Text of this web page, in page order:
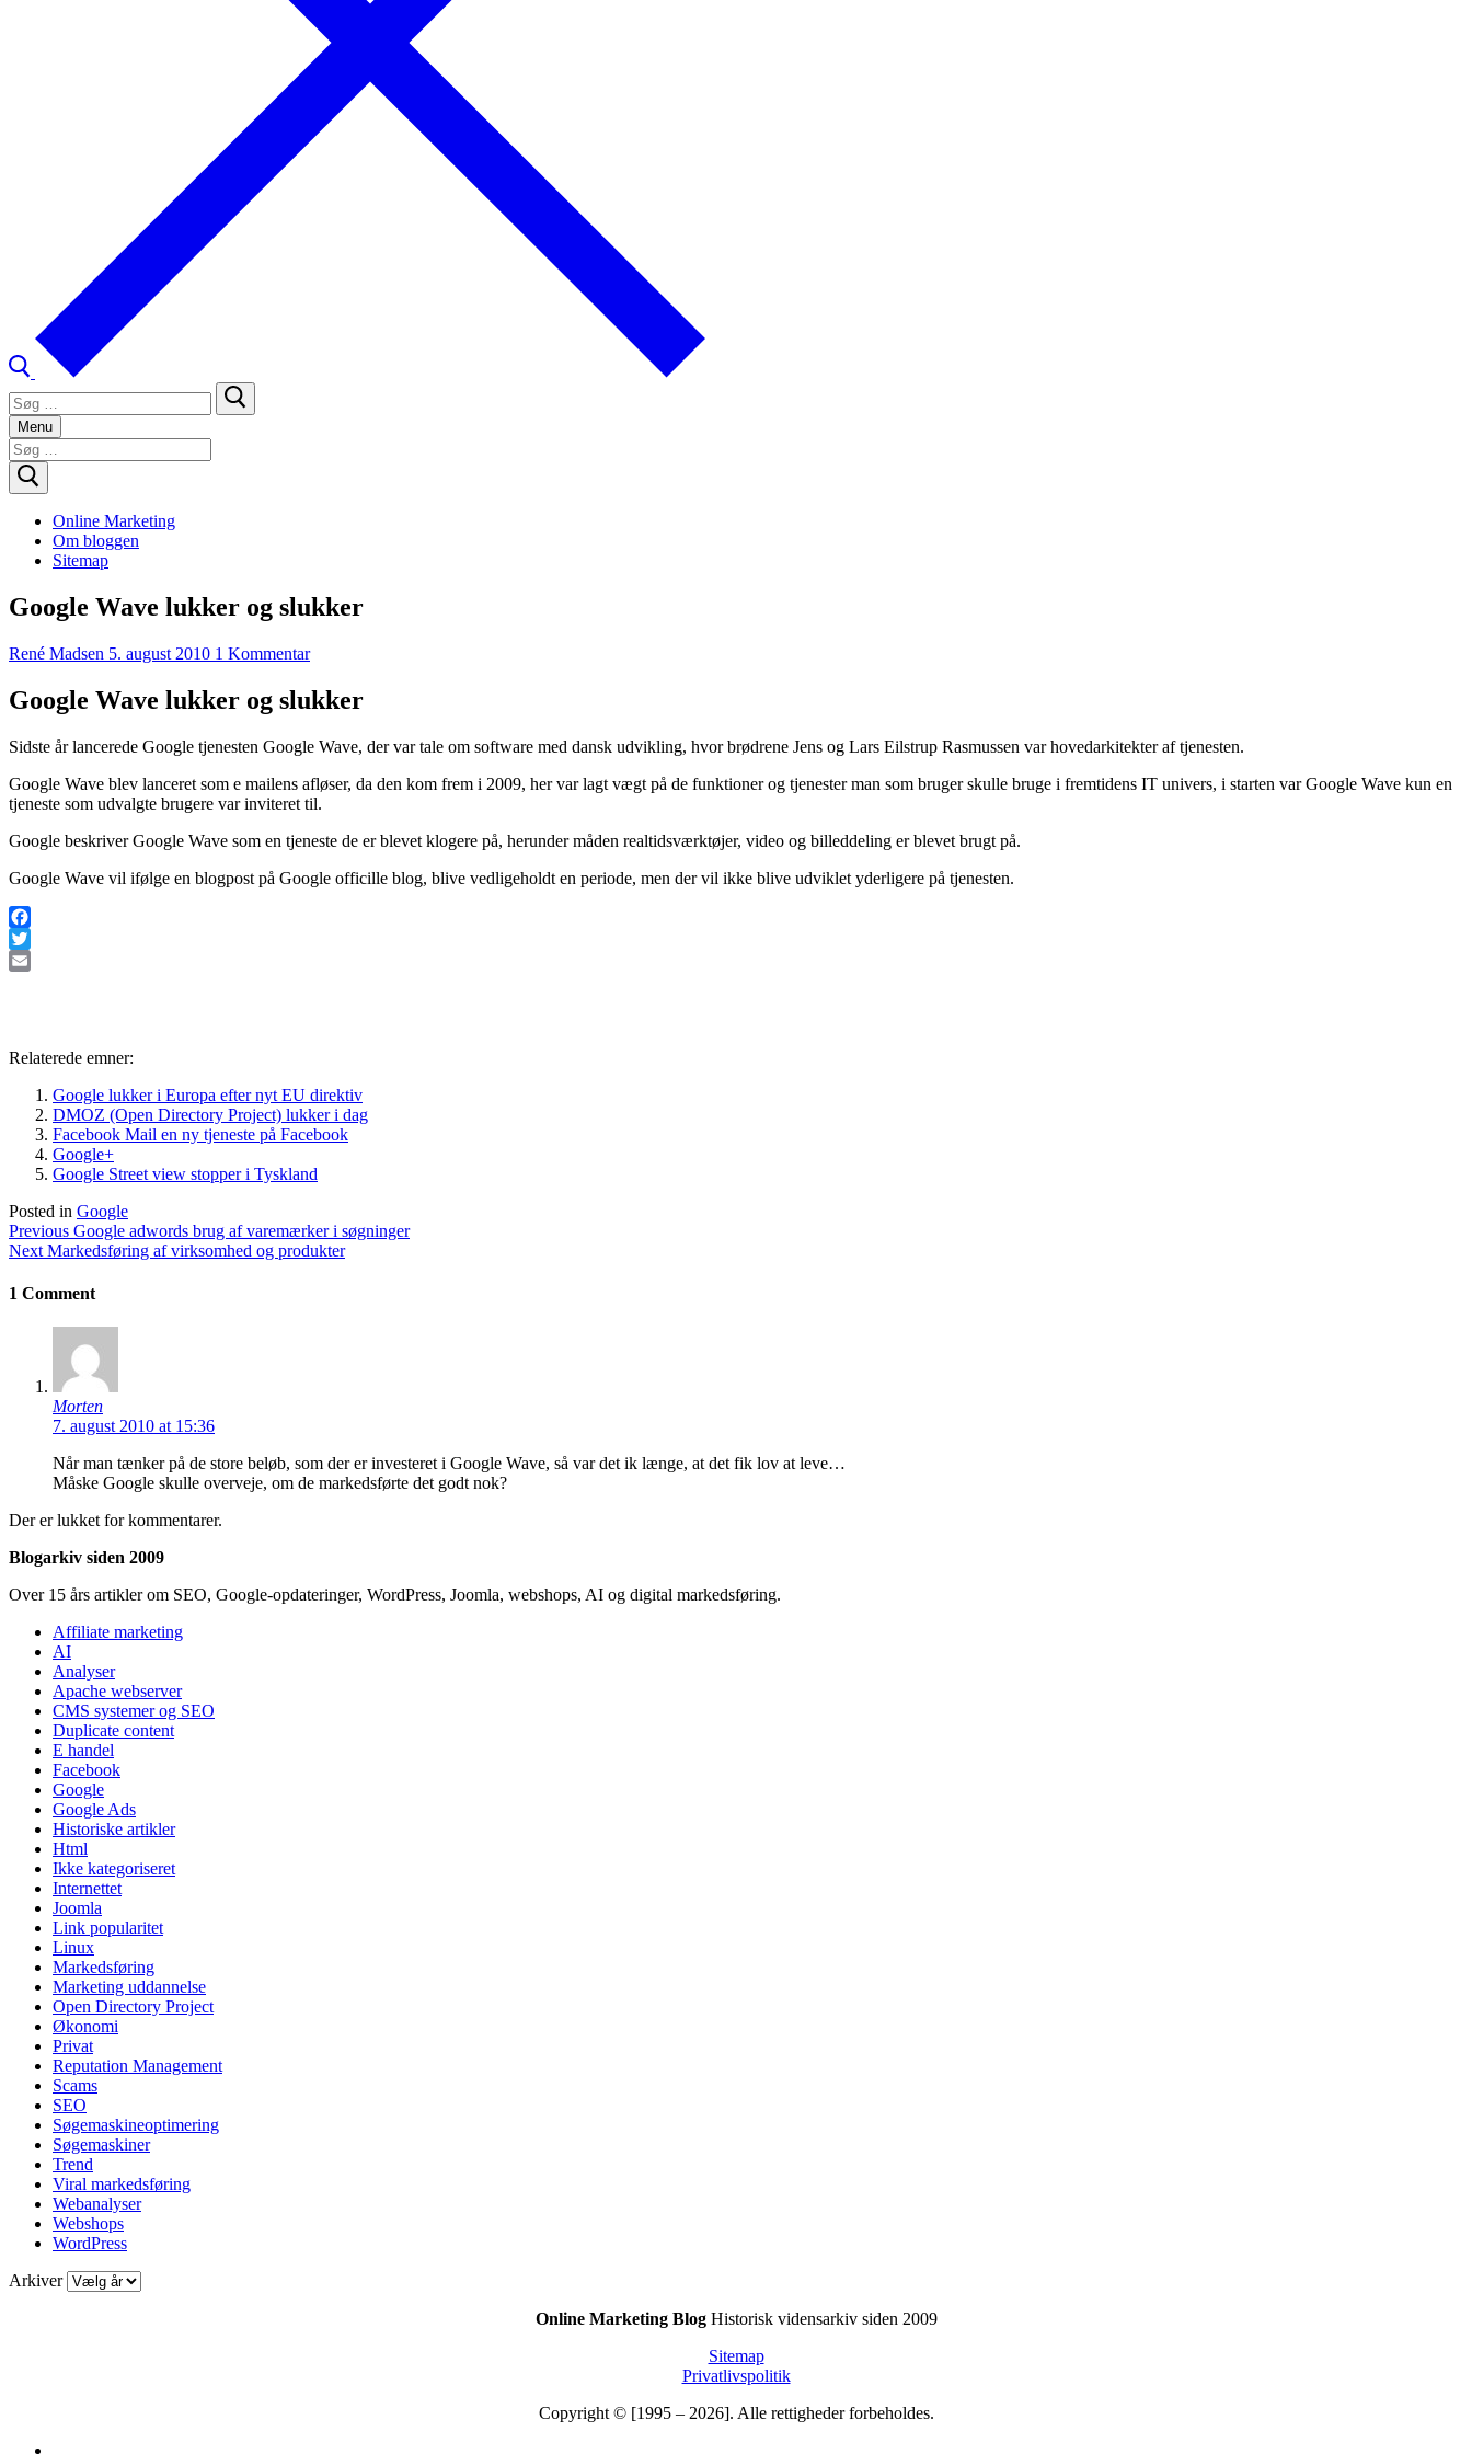
Søg
efter:
Menu
Søg
efter:
Online Marketing
Om bloggen
Sitemap
Google Wave lukker og slukker
René Madsen 5. august 2010 1 Kommentar
Google Wave lukker og slukker
Sidste år lancerede Google tjenesten Google Wave, der var tale om software med dansk udvikling, hvor brødrene Jens og Lars Eilstrup Rasmussen var hovedarkitekter af tjenesten.
Google Wave blev lanceret som e mailens afløser, da den kom frem i 2009, her var lagt vægt på de funktioner og tjenester man som bruger skulle bruge i fremtidens IT univers, i starten var Google Wave kun en
tjeneste som udvalgte brugere var inviteret til.
Google beskriver Google Wave som en tjeneste de er blevet klogere på, herunder måden realtidsværktøjer, video og billeddeling er blevet brugt på.
Google Wave vil ifølge en blogpost på Google officille blog, blive vedligeholdt en periode, men der vil ikke blive udviklet yderligere på tjenesten.
Facebook
Twitter
Relaterede emner:
Google lukker i Europa efter nyt EU direktiv
DMOZ (Open Directory Project) lukker i dag
Facebook Mail en ny tjeneste på Facebook
Google+
Google Street view stopper i Tyskland
Posted in Google
Indlægsnavigation
Previous Previous
post:
Google adwords brug af varemærker i søgninger
Next Next
Markedsføring af virksomhed og produkter
1 Comment
Morten
7. august 2010 at 15:36
Når man tænker på de store beløb, som der er investeret i Google Wave, så var det ik længe, at det fik lov at leve…
Måske Google skulle overveje, om de markedsførte det godt nok?
Der er lukket for kommentarer.
Blogarkiv siden 2009
Over 15 års artikler om SEO, Google-opdateringer, WordPress, Joomla, webshops, AI og digital markedsføring.
Affiliate marketing
AI
Analyser
Apache webserver
CMS systemer og SEO
Duplicate content
E handel
Facebook
Google
Google Ads
Historiske artikler
Html
Ikke kategoriseret
Internettet
Joomla
Link popularitet
Linux
Markedsføring
Marketing uddannelse
Open Directory Project
Økonomi
Privat
Reputation Management
Scams
SEO
Søgemaskineoptimering
Søgemaskiner
Trend
Viral markedsføring
Webanalyser
Webshops
WordPress
Arkiver
Online Marketing BlogHistorisk vidensarkiv siden 2009
Sitemap
Privatlivspolitik
Copyright © [1995 – 2026]. Alle rettigheder forbeholdes.